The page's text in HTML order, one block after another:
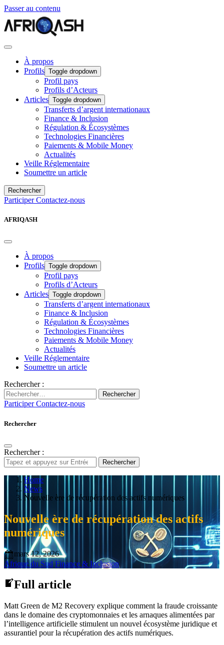
Passer au contenu
À propos
Profils Toggle dropdown
Profil pays
Profils d’Acteurs
Articles Toggle dropdown
Transferts d’argent internationaux
Finance & Inclusion
Régulation & Écosystèmes
Technologies Financières
Paiements & Mobile Money
Actualités
Veille Réglementaire
Soumettre un article
Rechercher
ParticiperContactez-nous
AFRIQASH
À propos
Profils Toggle dropdown
Profil pays
Profils d’Acteurs
Articles Toggle dropdown
Transferts d’argent internationaux
Finance & Inclusion
Régulation & Écosystèmes
Technologies Financières
Paiements & Mobile Money
Actualités
Veille Réglementaire
Soumettre un article
Rechercher :
Rechercher
ParticiperContactez-nous
Rechercher
Rechercher :
Rechercher
Home
News
Nouvelle ère de récupération des actifs numériques
Nouvelle ère de récupération des actifs
numériques
mars 12, 2026
Afrique du Sud Finance & Inclusion
Full article
Matt Green de M2 Recovery explique comment la fraude croissante
dans le domaine des cryptomonnaies et les arnaques alimentées par
l’intelligence artificielle stimulent un nouvel écosystème juridique et
assurantiel pour la récupération des actifs numériques.